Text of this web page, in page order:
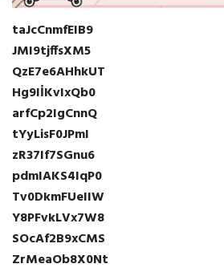
taJcCnmfEIB9
JMI9tjffsXM5
QzE7e6AHhkUT
Hg9IİKvIxQb0
arfCp2IgCnnQ
tYyLisF0JPmI
zR37If7SGnu6
pdmIAKS4IqP0
Tv0DkmFUeIIW
Y8PFvkLVx7W8
SOcAf2B9xCMS
ZrMeaOb8X0Nt